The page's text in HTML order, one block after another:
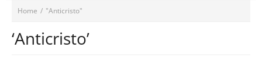
Home / "Anticristo"
‘Anticristo’